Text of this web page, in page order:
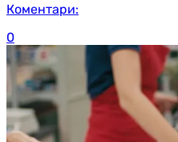
Коментари:
0